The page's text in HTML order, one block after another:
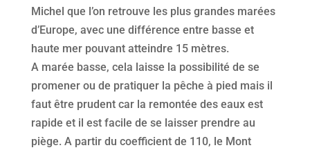
Michel que l’on retrouve les plus grandes marées
d’Europe, avec une différence entre basse et
haute mer pouvant atteindre 15 mètres.
A marée basse, cela laisse la possibilité de se
promener ou de pratiquer la pêche à pied mais il
faut être prudent car la remontée des eaux est
rapide et il est facile de se laisser prendre au
piège. A partir du coefficient de 110, le Mont